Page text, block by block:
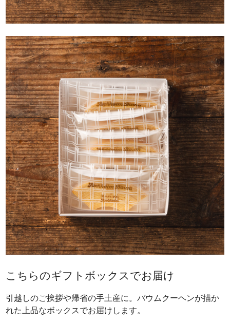
こちらのギフトボックスでお届け
引越しのご挨拶や帰省の手土産に。バウムクーヘンが描か
れた上品なボックスでお届けします。